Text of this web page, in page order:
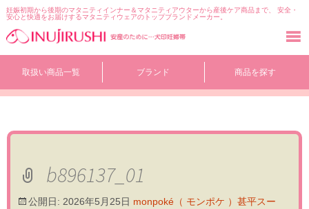
妊娠初期から後期のマタニティインナー＆マタニティアウターから産後ケア商品まで、 安全・
安心と快適をお届けするマタニティウェアのトップブランドメーカー。
テ
取扱い商品一覧 ブランド 商品を探す
b896137_01
公開日: 2026年5月25日 monpoké（ モンポケ ）甚平スー